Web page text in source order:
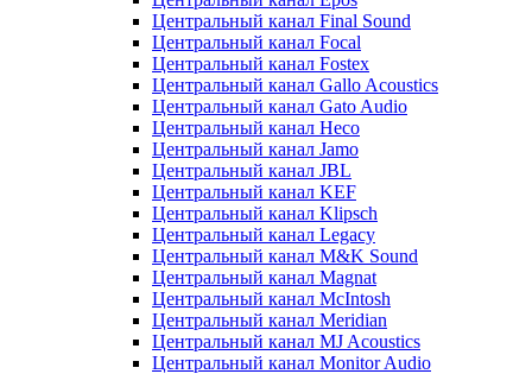
Центральный канал Final Sound
Центральный канал Focal
Центральный канал Fostex
Центральный канал Gallo Acoustics
Центральный канал Gato Audio
Центральный канал Heco
Центральный канал Jamo
Центральный канал JBL
Центральный канал KEF
Центральный канал Klipsch
Центральный канал Legacy
Центральный канал M&K Sound
Центральный канал Magnat
Центральный канал McIntosh
Центральный канал Meridian
Центральный канал MJ Acoustics
Центральный канал Monitor Audio